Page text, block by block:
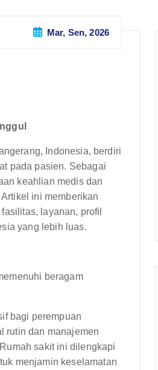
Mar, Sen, 2026
Indonesia, berdiri
pada pasien. Sebagai
keahlian medis dan
ini memberikan
layanan, profil
yang lebih luas.
beragam
bagi perempuan
rutin dan manajemen
sakit ini dilengkapi
menjamin keselamatan